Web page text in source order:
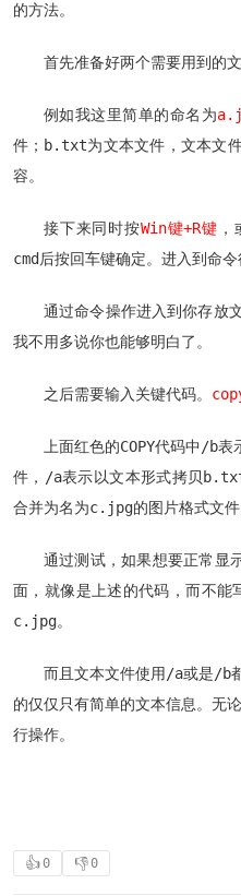
的方法。
首先准备好两个需要用到的文
例如我这里简单的命名为
件；b.txt为文本文件，文本文
容。
接下来同时按Win键+R键
cmd后按回车键确定。进入到命令
通过命令操作进入到你存放
我不用多说你也能够明白了。
之后需要输入关键代码。
上面红色的COPY代码中/b
件，/a表示以文本形式拷贝
合并为名为c.jpg的图片格式文件
通过测试，如果想要正常
面，就像是上述的代码，而
c.jpg。
而且文本文件使用/a或是/b
的仅仅只有简单的文本信息。无
行操作。
👍0 👎0